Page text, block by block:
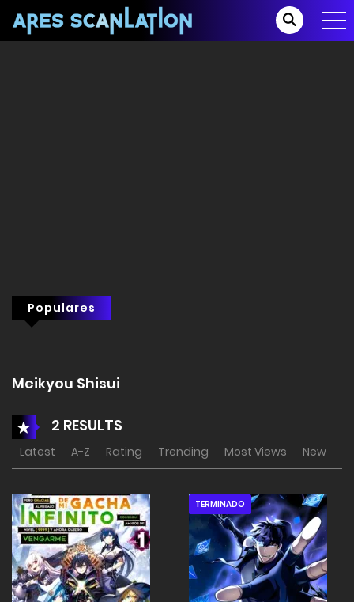
Populares
Meikyou Shisui
2 RESULTS
Latest A-Z Rating Trending Most Views New
TERMINADO